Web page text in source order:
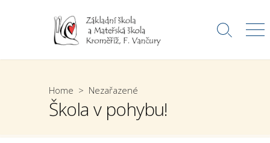
Search
Home > Nezařazené
Škola v pohybu!